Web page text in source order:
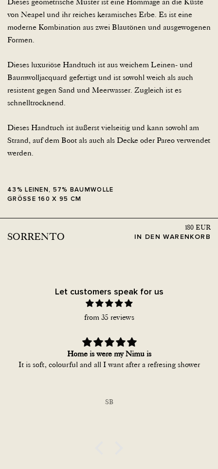
von Neapel und ihr reiches keramisches Erbe. Es ist eine
moderne Kombination aus zwei Blautönen und ausgewogenen
Formen.
Dieses luxuriöse Handtuch ist aus weichem Leinen- und
Baumwolljacquard gefertigt und ist sowohl weich als auch
resistent gegen Sand und Meerwasser. Zugleich ist es
schnelltrocknend.
Dieses Handtuch ist äußerst vielseitig und kann sowohl am
Strand, auf dem Boot als auch als Decke oder Pareo verwendet
werden.
43% LEINEN, 57% BAUMWOLLE
GRÖSSE 160 X 95 CM
SORRENTO
180 EUR
IN DEN WARENKORB
Let customers speak for us
from 35 reviews
Home is were my Nimu is
It is soft, colourful and all I want after a refresing shower
SB